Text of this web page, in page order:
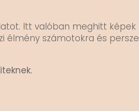
Itt valóban meghitt képek
élmény számotokra és persze